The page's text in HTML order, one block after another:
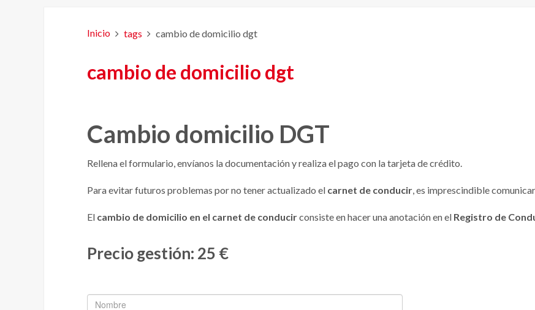
Inicio tags cambio de domicilio dgt
cambio de domicilio dgt
Cambio domicilio DGT
Rellena el formulario, envíanos la documentación y realiza el pago con la tarjeta de crédito.
Para evitar futuros problemas por no tener actualizado el carnet de conducir, es imprescindible
El cambio de domicilio en el carnet de conducirconsiste en hacer una anotación en el Registro de
Precio gestión: 25 €